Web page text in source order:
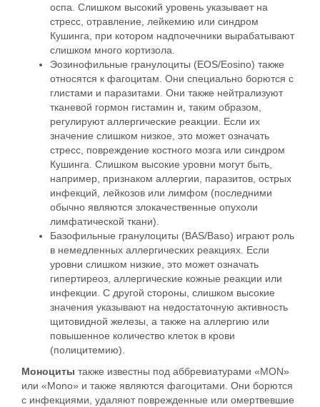
оспа. Слишком высокий уровень указывает на
стресс, отравление, лейкемию или синдром
Кушинга, при котором надпочечники вырабатывают
слишком много кортизола.
Эозинофильные гранулоциты (EOS/Eosino) также
относятся к фагоцитам. Они специально борются с
глистами и паразитами. Они также нейтрализуют
тканевой гормон гистамин и, таким образом,
регулируют аллергические реакции. Если их
значение слишком низкое, это может означать
стресс, повреждение костного мозга или синдром
Кушинга. Слишком высокие уровни могут быть,
например, признаком аллергии, паразитов, острых
инфекций, лейкозов или лимфом (последними
обычно являются злокачественные опухоли
лимфатической ткани).
Базофильные гранулоциты (BAS/Baso) играют роль
в немедленных аллергических реакциях. Если
уровни слишком низкие, это может означать
гипертиреоз, аллергические кожные реакции или
инфекции. С другой стороны, слишком высокие
значения указывают на недостаточную активность
щитовидной железы, а также на аллергию или
повышенное количество клеток в крови
(полицитемию).
Моноциты также известны под аббревиатурами «MON»
или «Mono» и также являются фагоцитами. Они борются
с инфекциями, удаляют поврежденные или омертвевшие